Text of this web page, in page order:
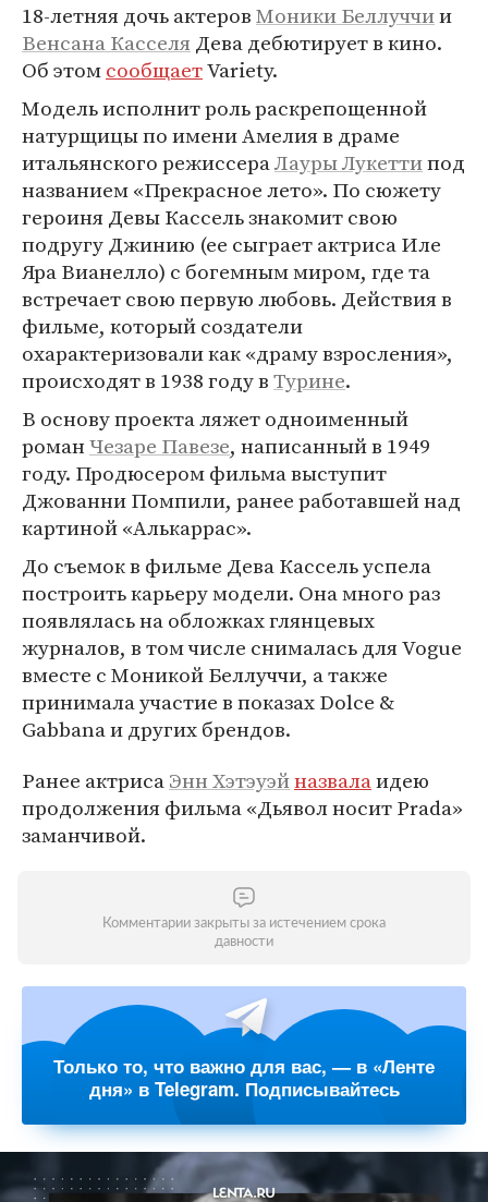
18-летняя дочь актеровМоники Беллуччии
Венсана Касселя Дева дебютирует в кино.
Об этомсообщаетVariety.
Модель исполнит роль раскрепощенной
натурщицы по имени Амелия в драме
итальянского режиссераЛауры Лукеттипод
названием «Прекрасное лето». По сюжету
героиня Девы Кассель знакомит свою
подругу Джинию (ее сыграет актриса Иле
Яра Вианелло) с богемным миром, где та
встречает свою первую любовь. Действия в
фильме, который создатели
охарактеризовали как «драму взросления»,
происходят в 1938 году вТурине.
В основу проекта ляжет одноименный
романЧезаре Павезе, написанный в 1949
году. Продюсером фильма выступит
Джованни Помпили, ранее работавшей над
картиной «Алькаррас».
До съемок в фильме Дева Кассель успела
построить карьеру модели. Она много раз
появлялась на обложках глянцевых
журналов, в том числе снималась для Vogue
вместе с Моникой Беллуччи, а также
принимала участие в показах Dolce &
Gabbana и других брендов.
Ранее актрисаЭнн Хэтэуэйназвалаидею
продолжения фильма «Дьявол носит Prada»
заманчивой.
Комментарии закрыты за истечением срока
давности
Только то, что важно для вас, — в «Ленте
дня» в Telegram. Подписывайтесь